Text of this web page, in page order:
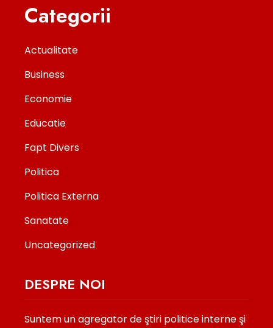
Categorii
Actualitate
Business
Economie
Educatie
Fapt Divers
Politica
Politica Externa
Sanatate
Uncategorized
DESPRE NOI
Suntem un agregator de ştiri politice interne şi